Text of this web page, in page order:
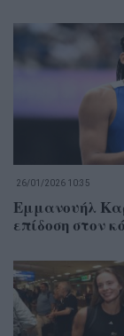
26/01/2026 10:35
Εμμανουήλ
επίδοση στον